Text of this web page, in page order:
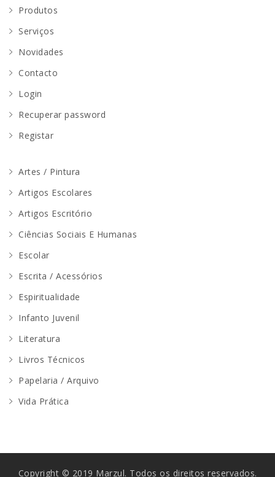
Produtos
Serviços
Novidades
Contacto
Login
Recuperar password
Registar
Artes / Pintura
Artigos Escolares
Artigos Escritório
Ciências Sociais E Humanas
Escolar
Escrita / Acessórios
Espiritualidade
Infanto Juvenil
Literatura
Livros Técnicos
Papelaria / Arquivo
Vida Prática
Copyright © 2019 Marzul. Todos os direitos reservados.